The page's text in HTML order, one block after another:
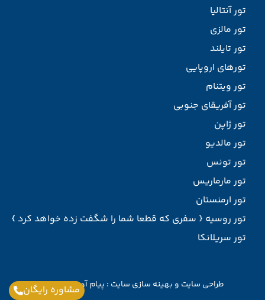
مشاوره رایگان
تور آنتالیا
تور مالزی
تور تایلند
تورهای اروپایی
تور ویتنام
تور آفریقای جنوبی
تور ژاپن
تور مالدیو
تور تونس
تور مارماریس
تور ارمنستان
تور روسیه { سفری که قطعا شما را شگفت زده خواهد کرد }
تور سریلانکا
طراحی سایت و بهینه سازی سایت : پیام آوران پارسیان